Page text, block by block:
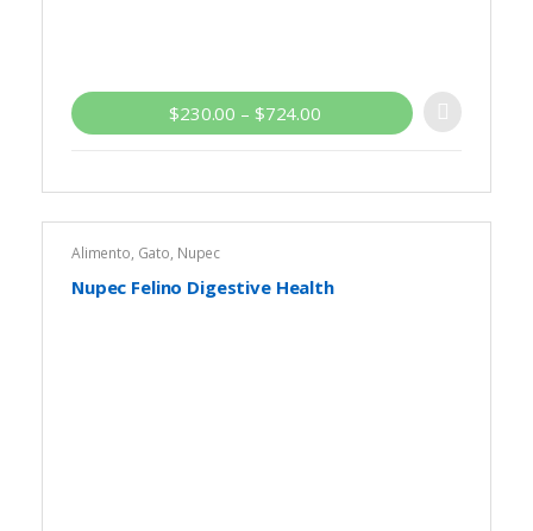
$230.00 – $724.00
Alimento, Gato, Nupec
Nupec Felino Digestive Health